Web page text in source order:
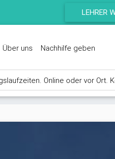
LEHRER
Über uns Nachhilfe geben
Online oder vor Ort.